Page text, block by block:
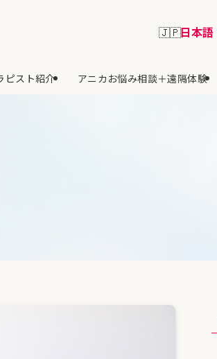
ピスト紹介 アニカお悩み相談＋遠隔体験
日本語